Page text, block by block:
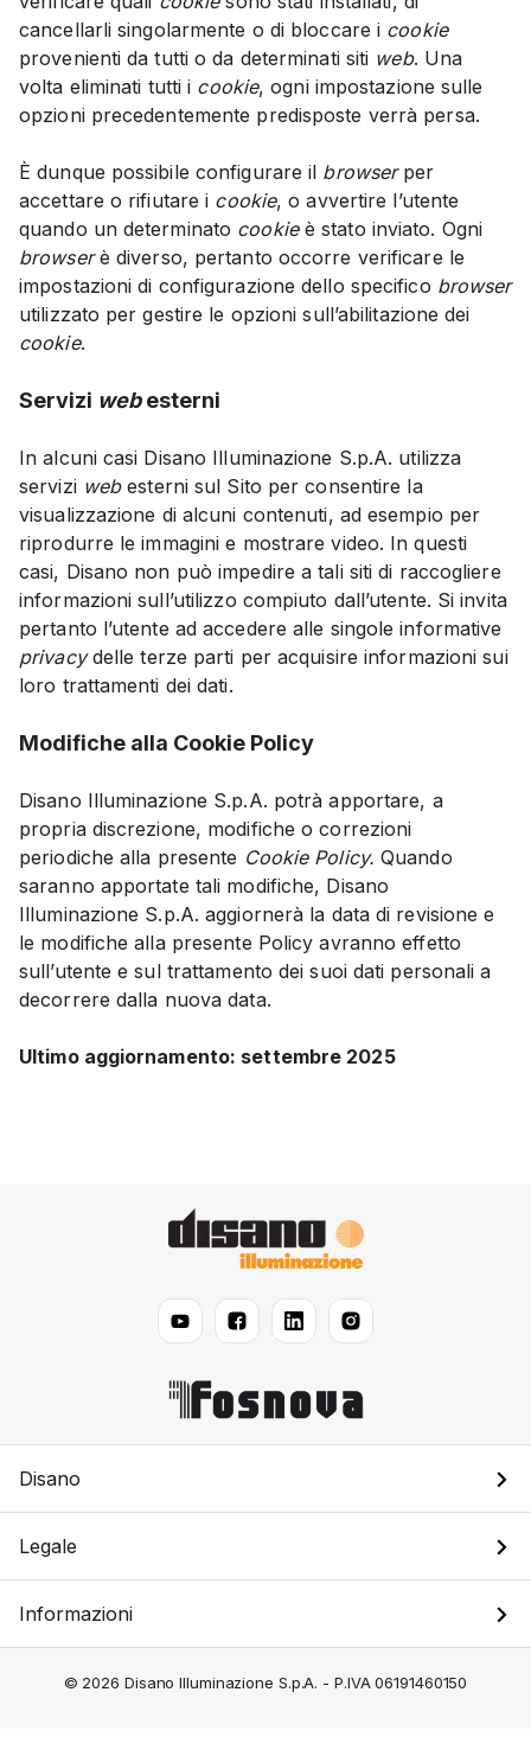
cancellarli singolarmente o di bloccare i cookie
provenienti da tutti o da determinati siti web. Una
volta eliminati tutti i cookie, ogni impostazione sulle
opzioni precedentemente predisposte verrà persa.
È dunque possibile configurare il browserper
accettare o rifiutare i cookie, o avvertire l’utente
quando un determinato cookieè stato inviato. Ogni
browserè diverso, pertanto occorre verificare le
impostazioni di configurazione dello specifico browser
utilizzato per gestire le opzioni sull’abilitazione dei
cookie.
Servizi webesterni
In alcuni casi Disano Illuminazione S.p.A. utilizza
servizi webesterni sul Sito per consentire la
visualizzazione di alcuni contenuti, ad esempio per
riprodurre le immagini e mostrare video. In questi
casi, Disano non può impedire a tali siti di raccogliere
informazioni sull’utilizzo compiuto dall’utente. Si invita
pertanto l’utente ad accedere alle singole informative
privacydelle terze parti per acquisire informazioni sui
loro trattamenti dei dati.
Modifiche alla Cookie Policy
Disano Illuminazione S.p.A. potrà apportare, a
propria discrezione, modifiche o correzioni
periodiche alla presente Cookie Policy. Quando
saranno apportate tali modifiche, Disano
Illuminazione S.p.A. aggiornerà la data di revisione e
le modifiche alla presente Policy avranno effetto
sull’utente e sul trattamento dei suoi dati personali a
decorrere dalla nuova data.
Ultimo aggiornamento: settembre 2025
Disano
Legale
Informazioni
© 2026 Disano Illuminazione S.p.A. - P.IVA 06191460150